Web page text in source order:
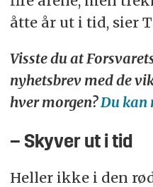
åtte år ut i tid, sier
Visste du at
nyhetsbrev med de
hver morgen?Du kan
– Skyver ut i tid
Heller ikke i den